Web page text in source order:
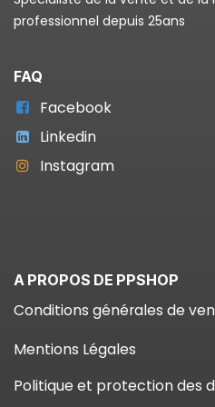
professionnel depuis 25ans
FAQ
Facebook
Linkedin
Instagram
A PROPOS DE PPSHOP
Conditions générales de
Mentions Légales
Politique et protection des